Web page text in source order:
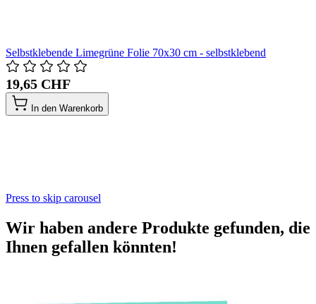
Selbstklebende Limegrüne Folie 70x30 cm - selbstklebend
19,65 CHF
In den Warenkorb
Press to skip carousel
Wir haben andere Produkte gefunden, die
Ihnen gefallen könnten!